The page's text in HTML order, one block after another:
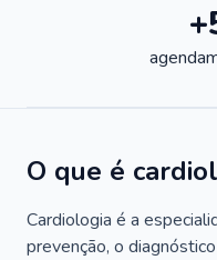
O que é
Cardiologia é a
prevenção, o